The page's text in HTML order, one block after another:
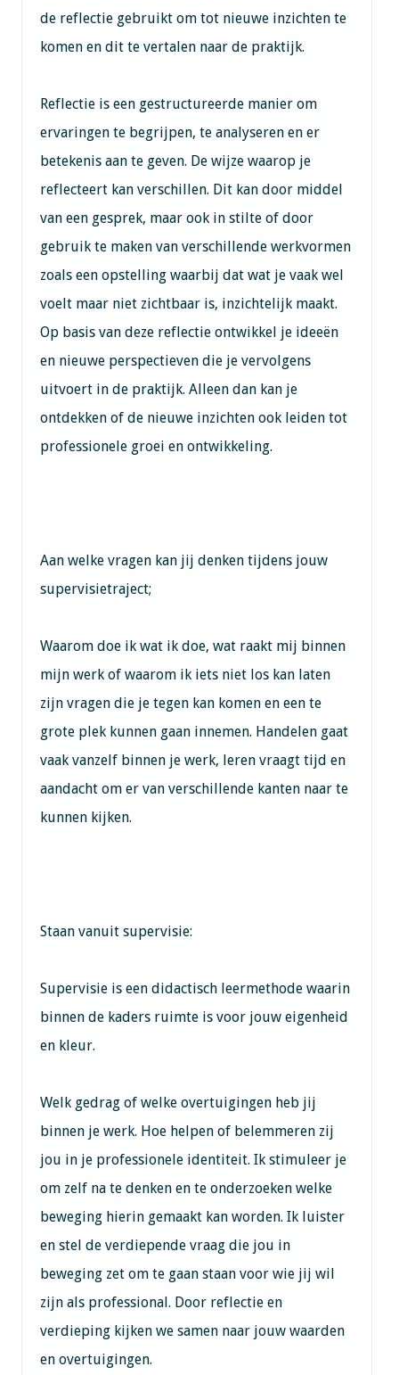
de reflectie gebruikt om tot nieuwe inzichten te
komen en dit te vertalen naar de praktijk.
Reflectie is een gestructureerde manier om
ervaringen te begrijpen, te analyseren en er
betekenis aan te geven. De wijze waarop je
reflecteert kan verschillen. Dit kan door middel
van een gesprek, maar ook in stilte of door
gebruik te maken van verschillende werkvormen
zoals een opstelling waarbij dat wat je vaak wel
voelt maar niet zichtbaar is, inzichtelijk maakt.
Op basis van deze reflectie ontwikkel je ideeën
en nieuwe perspectieven die je vervolgens
uitvoert in de praktijk. Alleen dan kan je
ontdekken of de nieuwe inzichten ook leiden tot
professionele groei en ontwikkeling.
Aan welke vragen kan jij denken tijdens jouw
supervisietraject;
Waarom doe ik wat ik doe, wat raakt mij binnen
mijn werk of waarom ik iets niet los kan laten
zijn vragen die je tegen kan komen en een te
grote plek kunnen gaan innemen. Handelen gaat
vaak vanzelf binnen je werk, leren vraagt tijd en
aandacht om er van verschillende kanten naar te
kunnen kijken.
Staan vanuit supervisie:
Supervisie is een didactisch leermethode waarin
binnen de kaders ruimte is voor jouw eigenheid
en kleur.
Welk gedrag of welke overtuigingen heb jij
binnen je werk. Hoe helpen of belemmeren zij
jou in je professionele identiteit. Ik stimuleer je
om zelf na te denken en te onderzoeken welke
beweging hierin gemaakt kan worden. Ik luister
en stel de verdiepende vraag die jou in
beweging zet om te gaan staan voor wie jij wil
zijn als professional. Door reflectie en
verdieping kijken we samen naar jouw waarden
en overtuigingen.